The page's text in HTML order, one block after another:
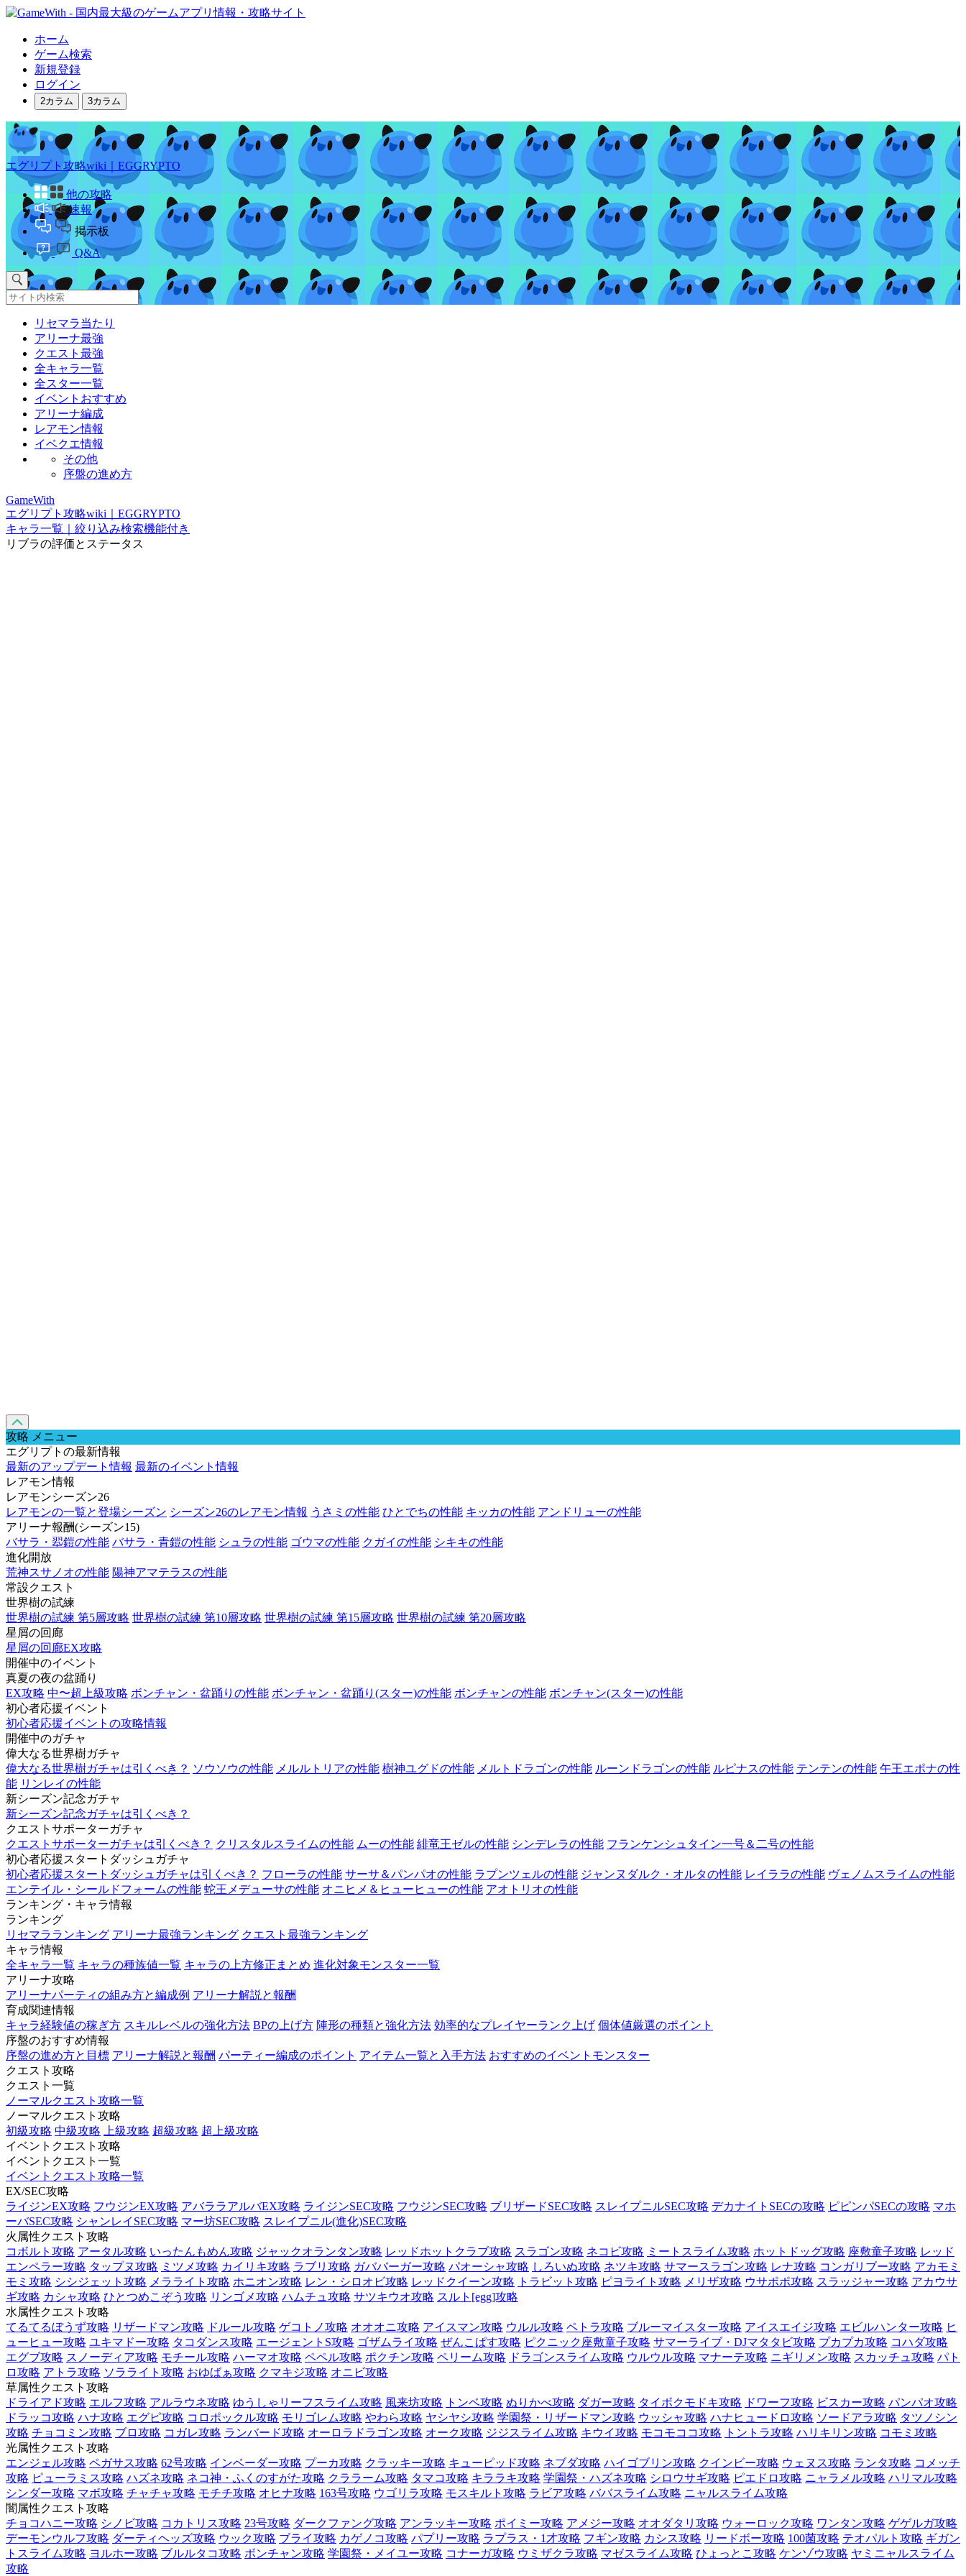
ホーム
ゲーム検索
新規登録
ログイン
2カラム 3カラム
エグリプト攻略wiki｜EGGRYPTO
他の攻略
速報
掲示板
Q&A
リセマラ当たり
アリーナ最強
クエスト最強
全キャラ一覧
全スター一覧
イベントおすすめ
アリーナ編成
レアモン情報
イベクエ情報
その他
序盤の進め方
GameWith
エグリプト攻略wiki｜EGGRYPTO
キャラ一覧｜絞り込み検索機能付き
リブラの評価とステータス
攻略 メニュー
エグリプトの最新情報
最新のアップデート情報 最新のイベント情報
レアモン情報
レアモンシーズン26
レアモンの一覧と登場シーズン シーズン26のレアモン情報 うさミの性能 ひとでちの性能 キッカの性能 アンドリューの性能
アリーナ報酬(シーズン15)
バサラ・翆鎧の性能 バサラ・青鎧の性能 シュラの性能 ゴウマの性能 クガイの性能 シキキの性能
進化開放
荒神スサノオの性能 陽神アマテラスの性能
常設クエスト
世界樹の試練
世界樹の試練 第5層攻略 世界樹の試練 第10層攻略 世界樹の試練 第15層攻略 世界樹の試練 第20層攻略
星屑の回廊
星屑の回廊EX攻略
開催中のイベント
真夏の夜の盆踊り
EX攻略 中〜超上級攻略 ボンチャン・盆踊りの性能 ボンチャン・盆踊り(スター)の性能 ボンチャンの性能 ボンチャン(スター)の性能
初心者応援イベント
初心者応援イベントの攻略情報
開催中のガチャ
偉大なる世界樹ガチャ
偉大なる世界樹ガチャは引くべき？ ソウソウの性能 メルルトリアの性能 樹神ユグドの性能 メルトドラゴンの性能 ルーンドラゴンの性能 ルピナスの性能 テンテンの性能 午王エポナの性
能 リンレイの性能
新シーズン記念ガチャ
新シーズン記念ガチャは引くべき？
クエストサポーターガチャ
クエストサポーターガチャは引くべき？ クリスタルスライムの性能 ムーの性能 緋竜王ゼルの性能 シンデレラの性能 フランケンシュタイン一号＆二号の性能
初心者応援スタートダッシュガチャ
初心者応援スタートダッシュガチャは引くべき？ フローラの性能 サーサ＆パンパオの性能 ラプンツェルの性能 ジャンヌダルク・オルタの性能 レイララの性能 ヴェノムスライムの性能
エンテイル・シールドフォームの性能 蛇王メデューサの性能 オニヒメ＆ヒューヒューの性能 アオトリオの性能
ランキング・キャラ情報
ランキング
リセマラランキング アリーナ最強ランキング クエスト最強ランキング
キャラ情報
全キャラ一覧 キャラの種族値一覧 キャラの上方修正まとめ 進化対象モンスター一覧
アリーナ攻略
アリーナパーティの組み方と編成例 アリーナ解説と報酬
育成関連情報
キャラ経験値の稼ぎ方 スキルレベルの強化方法 BPの上げ方 陣形の種類と強化方法 効率的なプレイヤーランク上げ 個体値厳選のポイント
序盤のおすすめ情報
序盤の進め方と目標 アリーナ解説と報酬 パーティー編成のポイント アイテム一覧と入手方法 おすすめのイベントモンスター
クエスト攻略
クエスト一覧
ノーマルクエスト攻略一覧
ノーマルクエスト攻略
初級攻略 中級攻略 上級攻略 超級攻略 超上級攻略
イベントクエスト攻略
イベントクエスト一覧
イベントクエスト攻略一覧
EX/SEC攻略
ライジンEX攻略 フウジンEX攻略 アバララアルバEX攻略 ライジンSEC攻略 フウジンSEC攻略 ブリザードSEC攻略 スレイプニルSEC攻略 デカナイトSECの攻略 ピピンパSECの攻略 マホ
ーバSEC攻略 シャンレイSEC攻略 マー坊SEC攻略 スレイプニル(進化)SEC攻略
火属性クエスト攻略
コボルト攻略 アータル攻略 いったんもめん攻略 ジャックオランタン攻略 レッドホットクラブ攻略 スラゴン攻略 ネコビ攻略 ミートスライム攻略 ホットドッグ攻略 座敷童子攻略 レッド
エンペラー攻略 タップヌ攻略 ミツメ攻略 カイリキ攻略 ラブリ攻略 ガババーガー攻略 パオーシャ攻略 しろいぬ攻略 ネツキ攻略 サマースラゴン攻略 レナ攻略 コンガリブー攻略 アカモミ
モミ攻略 シシジェット攻略 メラライト攻略 ホニオン攻略 レン・シロオビ攻略 レッドクイーン攻略 トラビット攻略 ピヨライト攻略 メリザ攻略 ウサポポ攻略 スラッジャー攻略 アカウサ
ギ攻略 カシャ攻略 ひとつめこぞう攻略 リンゴメ攻略 ハムチュ攻略 サツキウオ攻略 スルト[egg]攻略
水属性クエスト攻略
てるてるぼうず攻略 リザードマン攻略 ドルール攻略 ゲコトノ攻略 オオオニ攻略 アイスマン攻略 ウルル攻略 ペトラ攻略 ブルーマイスター攻略 アイスエイジ攻略 エビルハンター攻略 ヒ
ューヒュー攻略 ユキマドー攻略 タコダンス攻略 エージェントS攻略 ゴザムライ攻略 ぜんこぱす攻略 ピクニック座敷童子攻略 サマーライブ・DJマタタビ攻略 プカプカ攻略 コハダ攻略
エグブ攻略 スノーディア攻略 モチール攻略 ハーマオ攻略 ペペル攻略 ポクチン攻略 ペリーム攻略 ドラゴンスライム攻略 ウルウル攻略 マナーテ攻略 ニギリメン攻略 スカッチュ攻略 パト
ロ攻略 アトラ攻略 ソラライト攻略 おゆばぁ攻略 クマキジ攻略 オニビ攻略
草属性クエスト攻略
ドライアド攻略 エルフ攻略 アルラウネ攻略 ゆうしゃリーフスライム攻略 風来坊攻略 トンベ攻略 ぬりかべ攻略 ダガー攻略 タイボクモドキ攻略 ドワーフ攻略 ビスカー攻略 パンパオ攻略
ドラッコ攻略 ハナ攻略 エグピ攻略 コロポックル攻略 モリゴレム攻略 やわら攻略 ヤシヤシ攻略 学園祭・リザードマン攻略 ウッシャ攻略 ハナヒュードロ攻略 ソードアラ攻略 タツノシン
攻略 チョコミン攻略 ブロ攻略 コガレ攻略 ランバード攻略 オーロラドラゴン攻略 オーク攻略 ジジスライム攻略 キウイ攻略 モコモココ攻略 トントラ攻略 ハリキリン攻略 コモミ攻略
光属性クエスト攻略
エンジェル攻略 ペガサス攻略 62号攻略 インベーダー攻略 プーカ攻略 クラッキー攻略 キューピッド攻略 ネブダ攻略 ハイゴブリン攻略 クインビー攻略 ウェヌス攻略 ランタ攻略 コメッチ
攻略 ピューラミス攻略 ハズネ攻略 ネコ神・ふくのすがた攻略 クララーム攻略 タマコ攻略 キララキ攻略 学園祭・ハズネ攻略 シロウサギ攻略 ピエドロ攻略 ニャラメル攻略 ハリマル攻略
シンダー攻略 マボ攻略 チャチャ攻略 モチチ攻略 オヒナ攻略 163号攻略 ウゴリラ攻略 モスキルト攻略 ラビア攻略 ババスライム攻略 ニャルスライム攻略
闇属性クエスト攻略
チョコハニー攻略 シノビ攻略 コカトリス攻略 23号攻略 ダークファング攻略 アンラッキー攻略 ポイミー攻略 アメジー攻略 オオダタリ攻略 ウォーロック攻略 ワンタン攻略 ゲゲルガ攻略
デーモンウルフ攻略 ダーティヘッズ攻略 ウック攻略 ブライ攻略 カゲノコ攻略 パプリー攻略 ラプラス・1才攻略 フギン攻略 カシス攻略 リードボー攻略 100菌攻略 テオパルト攻略 ギガン
トスライム攻略 ヨルホー攻略 ブルルタコ攻略 ボンチャン攻略 学園祭・メイユー攻略 コナーガ攻略 ウミザクラ攻略 マゼスライム攻略 ひょっとこ攻略 ケンゾウ攻略 ヤミニャルスライム
攻略